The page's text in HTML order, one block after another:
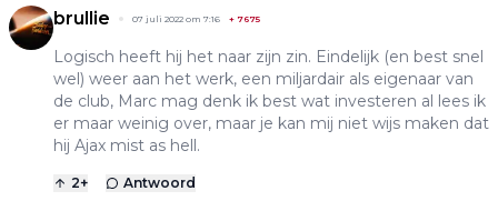
brullie 07 juli 2022 om 7:16 + 7675
Logisch heeft hij het naar zijn zin. Eindelijk (en best snel
wel) weer aan het werk, een miljardair als eigenaar van
de club, Marc mag denk ik best wat investeren al lees ik
er maar weinig over, maar je kan mij niet wijs maken dat
hij Ajax mist as hell.
2+ Antwoord